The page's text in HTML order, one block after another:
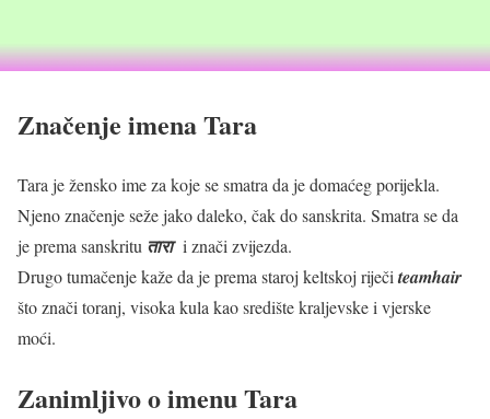
Značenje imena Tara
Tara je žensko ime za koje se smatra da je domaćeg porijekla.
Njeno značenje seže jako daleko, čak do sanskrita. Smatra se da
je prema sanskritu ताराi znači zvijezda.
Drugo tumačenje kaže da je prema staroj keltskoj riječiteamhair
što znači toranj, visoka kula kao središte kraljevske i vjerske
moći.
Zanimljivo o imenu Tara